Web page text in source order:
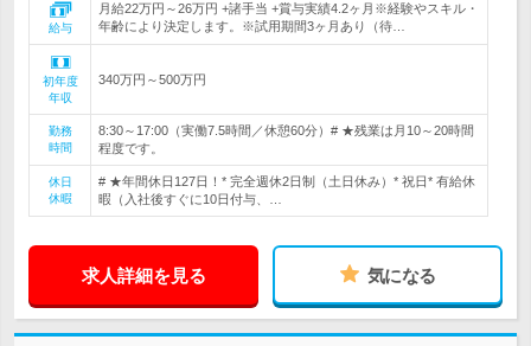
給与
月給22万円～26万円 +諸手当 +賞与実績4.2ヶ月※経験やスキル・
年齢により決定します。※試用期間3ヶ月あり（待…
初年度
年収
340万円～500万円
勤務
時間
8:30～17:00（実働7.5時間／休憩60分）# ★残業は月10～20時間
程度です。
休日
休暇
# ★年間休日127日！* 完全週休2日制（土日休み）* 祝日* 有給休
暇（入社後すぐに10日付与、…
求人詳細を見る 気になる